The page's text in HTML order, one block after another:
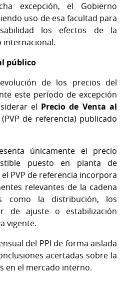
excepción, el Gobierno
uso de esa facultad para
los efectos de la
internacional.
público
de los precios del
este período de excepción
el Precio de Venta al
(PVP de referencia) publicado
únicamente el precio
puesto en planta de
PVP de referencia incorpora
relevantes de la cadena
como la distribución, los
de ajuste o estabilización
vigente.
del PPI de forma aislada
acertadas sobre la
en el mercado interno.